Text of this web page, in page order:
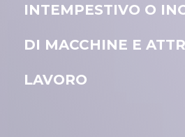
INTEMPESTIVO O
DI MACCHINE E
LAVORO